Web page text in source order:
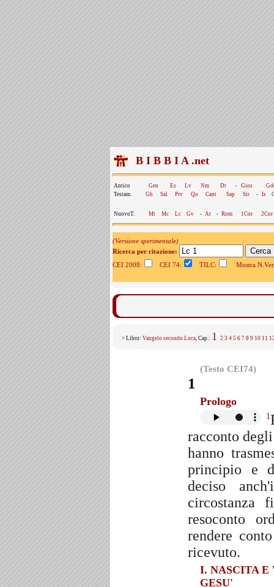
B I B B I A .net
Antico Gen Es Lv Nm Dt - Gios
Testam.
Gb Sal Prv Qo Cant Sap Sir - Is
NuovoT. Mt Mc Lc Gv - At - Rom 1Cor 2Cor
(Versione sperimentale)
Ricerca per citazione:
CEI 2008:
CEI 74: TILC: Mostra
> Libro: Vangelo secondo Luca, Cap.: 1 2 3 4 5 6 7 8 9 10 11
(Testo CEI74)
1
Prologo
1
racconto
hanno
principio e
deciso
resoconto
rendere
ricevuto.
I. NASCITA E
GESU'